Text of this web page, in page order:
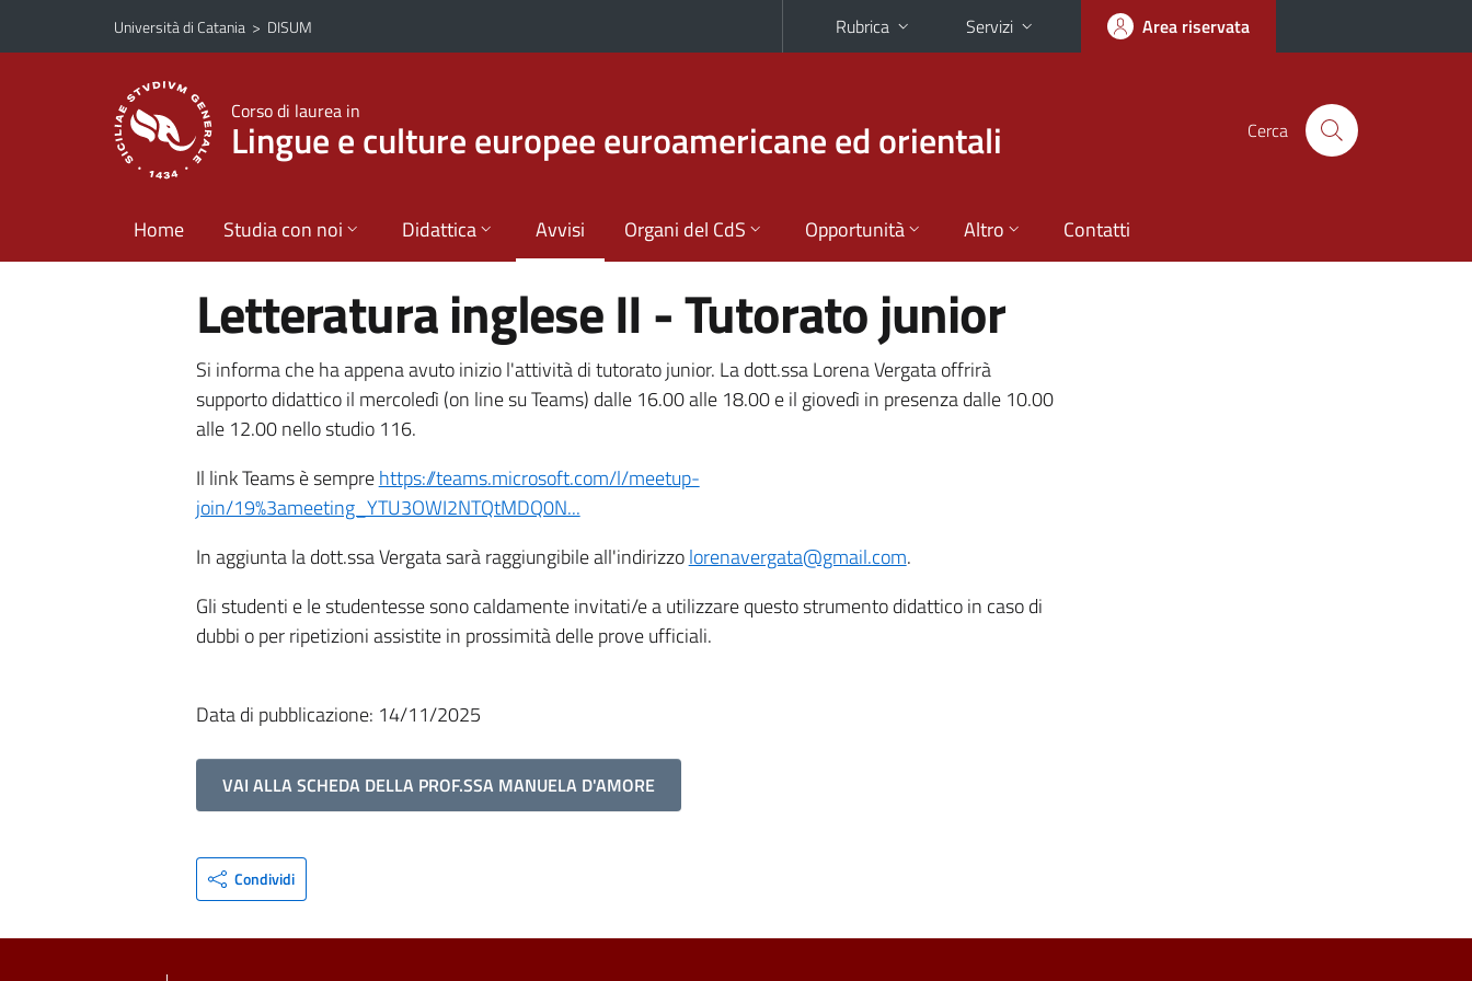
Vai al contenuto principale
Vai al menu di navigazione
Università di Catania > DISUM Rubrica Servizi Area riservata
Corso di laurea in
Lingue e culture europee euroamericane ed orientali Cerca
Home Studia con noi Didattica Avvisi Organi del CdS Opportunità Altro Contatti
Letteratura inglese II - Tutorato junior
Si informa che ha appena avuto inizio l'attività di tutorato junior. La dott.ssa Lorena Vergata offrirà
supporto didattico il mercoledì (on line su Teams) dalle 16.00 alle 18.00 e il giovedì in presenza dalle 10.00
alle 12.00 nello studio 116.
Il link Teams è semprehttps://teams.microsoft.com/l/meetup-
join/19%3ameeting_YTU3OWI2NTQtMDQ0N...
In aggiunta la dott.ssa Vergata sarà raggiungibile all'indirizzolorenavergata@gmail.com.
Gli studenti e le studentesse sono caldamente invitati/e a utilizzare questo strumento didattico in caso di
dubbi o per ripetizioni assistite in prossimità delle prove ufficiali.
Data di pubblicazione: 14/11/2025
VAI ALLA SCHEDA DELLA PROF.SSA MANUELA D'AMORE
Condividi